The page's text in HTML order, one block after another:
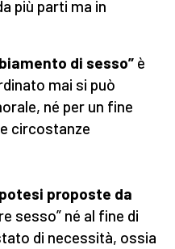
più parti ma in
di sesso” è
mai si può
né per un fine
circostanze
proposte da
sesso” né al fine di
di necessità, ossia